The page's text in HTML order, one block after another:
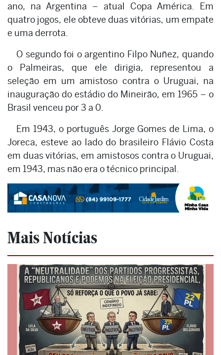
ano, na Argentina – atual Copa América. Em
quatro jogos, ele obteve duas vitórias, um empate
e uma derrota.
O segundo foi o argentino Filpo Nuñez, quando
o Palmeiras, que ele dirigia, representou a
seleção em um amistoso contra o Uruguai, na
inauguração do estádio do Mineirão, em 1965 – o
Brasil venceu por 3 a 0.
Em 1943, o português Jorge Gomes de Lima, o
Joreca, esteve ao lado do brasileiro Flávio Costa
em duas vitórias, em amistosos contra o Uruguai,
em 1943, mas não era o técnico principal.
Mais Notícias